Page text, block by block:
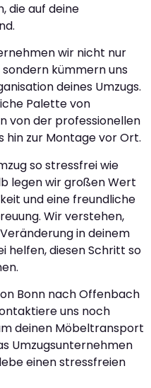
die auf deine
wir nicht nur
kümmern uns
deines Umzugs.
Palette von
von der professionellen
hin zur Montage vor Ort.
so stressfrei wie
legen wir großen Wert
und eine freundliche
Wir verstehen,
in deinem
helfen, diesen Schritt so
Bonn nach Offenbach
uns noch
deinen Möbeltransport
Umzugsunternehmen
einen stressfreien